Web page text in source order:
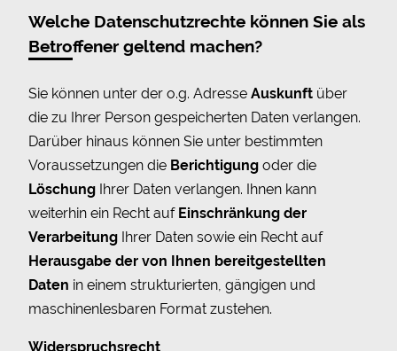
Welche Datenschutzrechte können Sie als
Betroffener geltend machen?
Sie können unter der o.g. Adresse Auskunft über
die zu Ihrer Person gespeicherten Daten verlangen.
Darüber hinaus können Sie unter bestimmten
Voraussetzungen die Berichtigung oder die
Löschung Ihrer Daten verlangen. Ihnen kann
weiterhin ein Recht auf Einschränkung der
Verarbeitung Ihrer Daten sowie ein Recht auf
Herausgabe der von Ihnen bereitgestellten
Daten in einem strukturierten, gängigen und
maschinenlesbaren Format zustehen.
Widerspruchsrecht